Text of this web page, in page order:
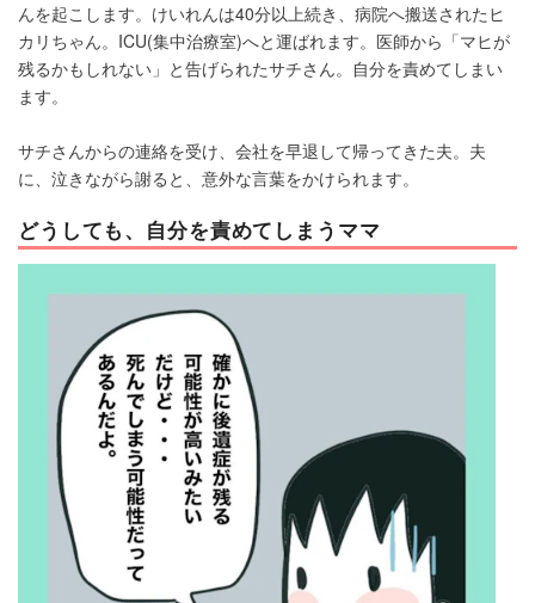
んを起こします。けいれんは40分以上続き、病院へ搬送されたヒ
カリちゃん。ICU(集中治療室)へと運ばれます。医師から「マヒが
残るかもしれない」と告げられたサチさん。自分を責めてしまい
ます。
サチさんからの連絡を受け、会社を早退して帰ってきた夫。夫
に、泣きながら謝ると、意外な言葉をかけられます。
どうしても、自分を責めてしまうママ